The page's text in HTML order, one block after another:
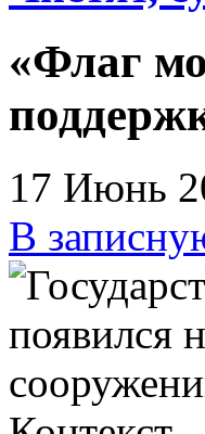
«Флаг
17 Июнь
В